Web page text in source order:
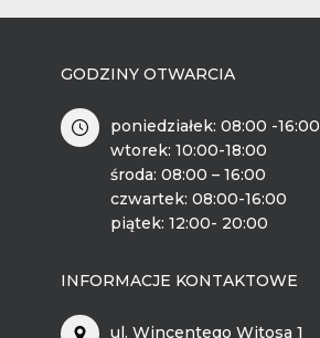
GODZINY OTWARCIA
poniedziałek: 08:00 -16:00
wtorek: 10:00-18:00
środa: 08:00 – 16:00
czwartek: 08:00-16:00
piątek: 12:00- 20:00
INFORMACJE KONTAKTOWE
ul. Wincentego Witosa 1